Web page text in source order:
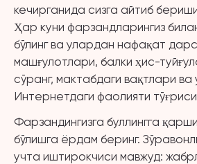
кечирганида сизга айтиб
Ҳар куни фарзандларингиз
бўлинг ва улардан нафақат
машғулотлари, балки ҳис-
сўранг, мактабдаги вақтлари ва
Интернетдаги фаолияти
Фарзандингизга буллингга
бўлишга ёрдам беринг.
учта иштирокчиси мавжуд: